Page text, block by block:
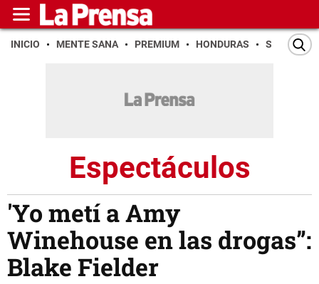
INICIO MENTE SANA PREMIUM HONDURAS SAN PEDRO
Espectáculos
'Yo metí a Amy
Winehouse en las drogas”:
Blake Fielder